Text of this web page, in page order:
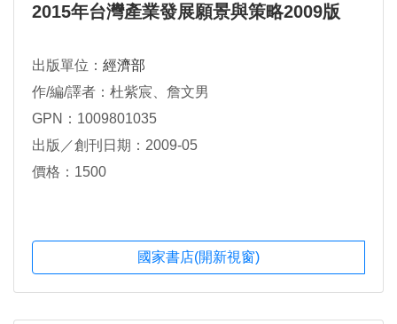
2015年台灣產業發展願景與策略2009版
出版單位： 經濟部
作/編/譯者：杜紫宸、詹文男
GPN：1009801035
出版／創刊日期：2009-05
價格：1500
國家書店(開新視窗)